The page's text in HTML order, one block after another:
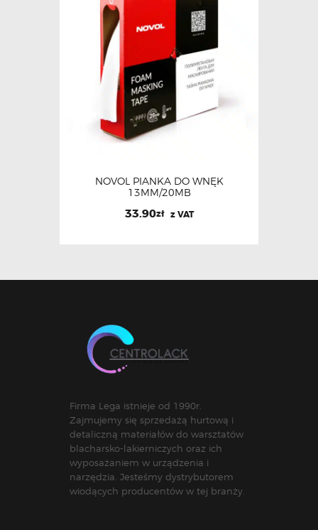
NOVOL PIANKA DO WNĘK
13MM/20MB
33.90zł z VAT
Firma Lega istnieje od 1990r.
Zajmujemy się sprzedażą hurtową i
detaliczną materiałów do warsztatów
blacharsko-lakierniczych oraz ich
wyposażaniem w urządzenia i
narzędzia. Jesteśmy dystrybutorem
wiodących producentów w tej branży.